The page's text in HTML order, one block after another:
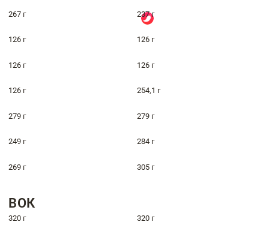
267 г 237 г
126 г 126 г
126 г 126 г
126 г 254,1 г
279 г 279 г
249 г 284 г
269 г 305 г
ВОК
320 г 320 г